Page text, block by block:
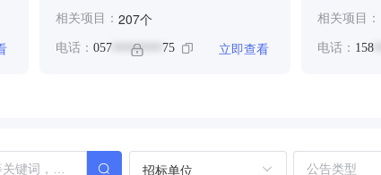
相关项目： 207个
电话： 057 ******** 75 立即查看
相关项目：
电话： 158
招标单位